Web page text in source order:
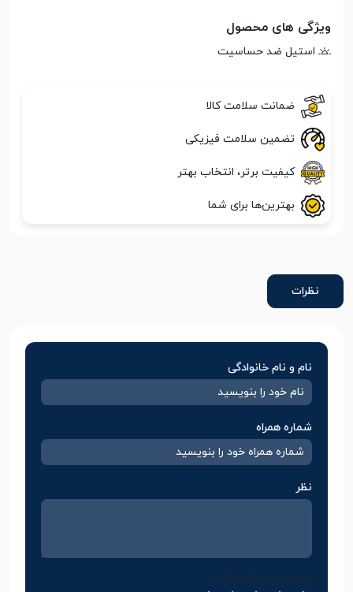
ویژگی های محصول
استیل ضد حساسیت
ضمانت سلامت کالا
تضمین سلامت فیزیکی
کیفیت برتر، انتخاب بهتر
بهترین‌ها برای شما
نظرات
نام و نام خانوادگی
شماره همراه
نظر
امتیاز خود را وارد کنید